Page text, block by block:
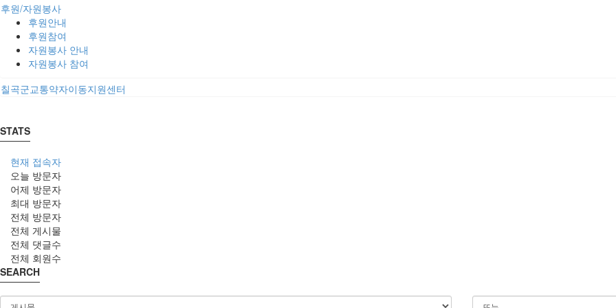
후원/자원봉사
후원안내
후원참여
자원봉사 안내
자원봉사 참여
칠곡군교통약자이동지원센터
STATS
현재 접속자
오늘 방문자
어제 방문자
최대 방문자
전체 방문자
전체 게시물
전체 댓글수
전체 회원수
SEARCH